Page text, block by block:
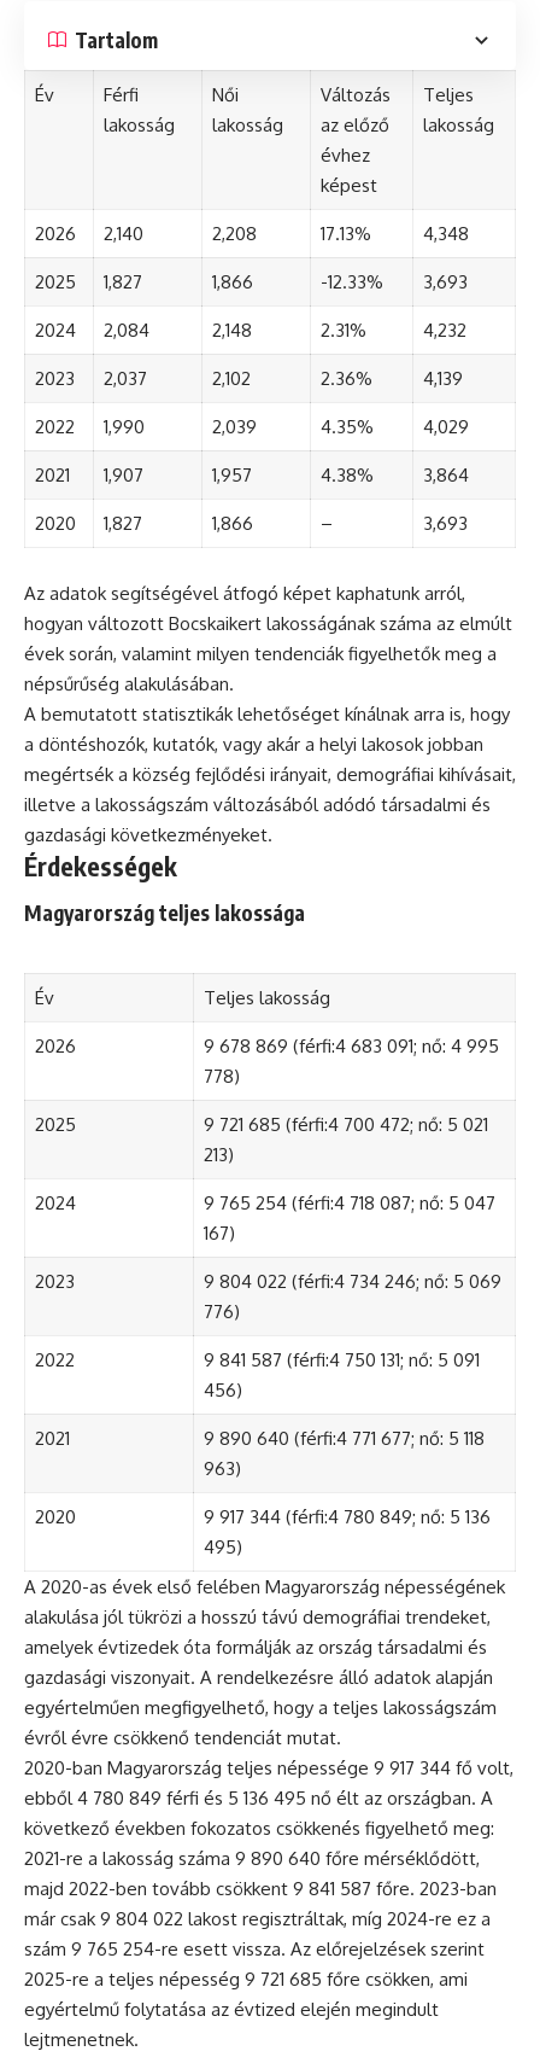
Tartalom
Év
Férfi
lakosság
Női
lakosság
Változás
az előző
évhez
képest
Teljes
lakosság
2026 2,140 2,208 17.13% 4,348
2025 1,827 1,866 -12.33% 3,693
2024 2,084 2,148 2.31% 4,232
2023 2,037 2,102 2.36% 4,139
2022 1,990 2,039 4.35% 4,029
2021 1,907 1,957 4.38% 3,864
2020 1,827 1,866 – 3,693
Az adatok segítségével átfogó képet kaphatunk arról,
hogyan változott Bocskaikert lakosságának száma az elmúlt
évek során, valamint milyen tendenciák figyelhetők meg a
népsűrűség alakulásában.
A bemutatott statisztikák lehetőséget kínálnak arra is, hogy
a döntéshozók, kutatók, vagy akár a helyi lakosok jobban
megértsék a község fejlődési irányait, demográfiai kihívásait,
illetve a lakosságszám változásából adódó társadalmi és
gazdasági következményeket.
Érdekességek
Magyarország teljes lakossága
Év Teljes lakosság
2026
9 678 869 (férfi:4 683 091; nő: 4 995
778)
2025
9 721 685 (férfi:4 700 472; nő: 5 021
213)
2024
9 765 254 (férfi:4 718 087; nő: 5 047
167)
2023
9 804 022 (férfi:4 734 246; nő: 5 069
776)
2022
9 841 587 (férfi:4 750 131; nő: 5 091
456)
2021
9 890 640 (férfi:4 771 677; nő: 5 118
963)
2020
9 917 344 (férfi:4 780 849; nő: 5 136
495)
A 2020-as évek első felében Magyarország népességének
alakulása jól tükrözi a hosszú távú demográfiai trendeket,
amelyek évtizedek óta formálják az ország társadalmi és
gazdasági viszonyait. A rendelkezésre álló adatok alapján
egyértelműen megfigyelhető, hogy a teljes lakosságszám
évről évre csökkenő tendenciát mutat.
2020-ban Magyarország teljes népessége 9 917 344 fő volt,
ebből 4 780 849 férfi és 5 136 495 nő élt az országban. A
következő években fokozatos csökkenés figyelhető meg:
2021-re a lakosság száma 9 890 640 főre mérséklődött,
majd 2022-ben tovább csökkent 9 841 587 főre. 2023-ban
már csak 9 804 022 lakost regisztráltak, míg 2024-re ez a
szám 9 765 254-re esett vissza. Az előrejelzések szerint
2025-re a teljes népesség 9 721 685 főre csökken, ami
egyértelmű folytatása az évtized elején megindult
lejtmenetnek.